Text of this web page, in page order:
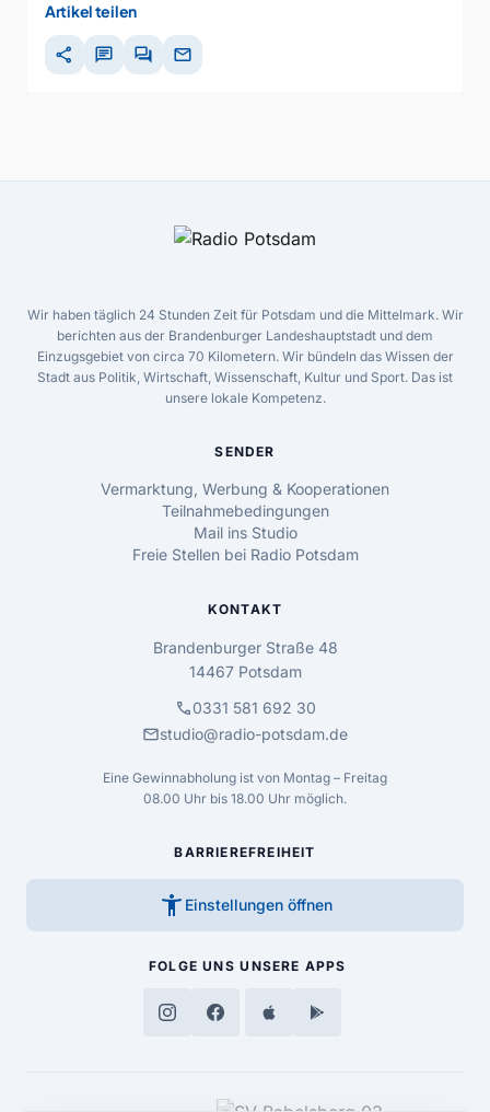
Artikel teilen
share chat forum mail
Wir haben täglich 24 Stunden Zeit für Potsdam und die Mittelmark. Wir
berichten aus der Brandenburger Landeshauptstadt und dem
Einzugsgebiet von circa 70 Kilometern. Wir bündeln das Wissen der
Stadt aus Politik, Wirtschaft, Wissenschaft, Kultur und Sport. Das ist
unsere lokale Kompetenz.
SENDER
Vermarktung, Werbung & Kooperationen
Teilnahmebedingungen
Mail ins Studio
Freie Stellen bei Radio Potsdam
KONTAKT
Brandenburger Straße 48
14467 Potsdam
call0331 581 692 30
mailstudio@radio-potsdam.de
Eine Gewinnabholung ist von Montag – Freitag
08.00 Uhr bis 18.00 Uhr möglich.
BARRIEREFREIHEIT
accessibility_new Einstellungen öffnen
FOLGE UNS UNSERE APPS